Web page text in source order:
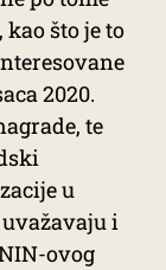
kao što je to
2020.
te
u
i
ovog